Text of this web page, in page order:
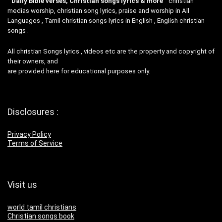
medias worship, christian song lyrics, praise and worship in All
Languages , Tamil christian songs lyrics in English , English christian
songs .
All christian Songs lyrics , videos etc are the property and copyright of
their owners, and
are provided here for educational purposes only.
Disclosures :
Privacy Policy
Terms of Service
Visit us
world tamil christians
Christian songs book